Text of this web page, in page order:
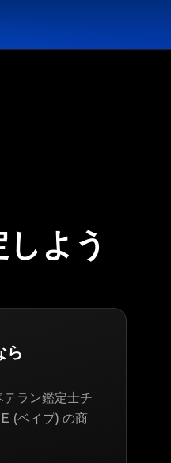
よう
ら
ラン鑑定士チ
(ベイプ) の商